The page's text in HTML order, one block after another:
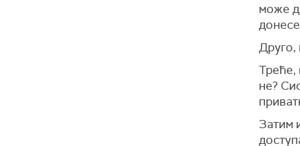
може
Друго,
Треће,
не?
Затим